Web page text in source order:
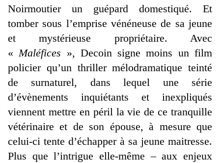
Noirmoutier un guépard domestiqué. Et
tomber sous l’emprise vénéneuse de sa jeune
et mystérieuse propriétaire. Avec
«Maléfices », Decoin signe moins un film
policier qu’un thriller mélodramatique teinté
de surnaturel, dans lequel une série
d’évènements inquiétants et inexpliqués
viennent mettre en péril la vie de ce tranquille
vétérinaire et de son épouse, à mesure que
celui-ci tente d’échapper à sa jeune maitresse.
Plus que l’intrigue elle-même – aux enjeux